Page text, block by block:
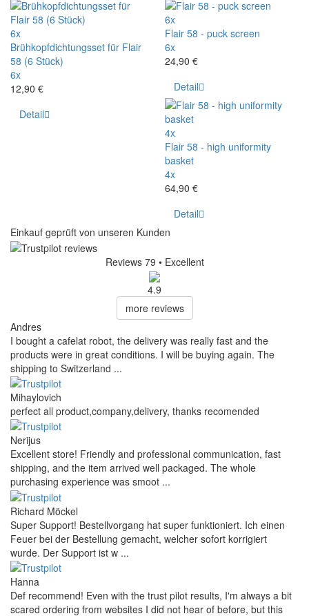
6x
Brühkopfdichtungsset für Flair
58 (6 Stück)
6x
12,90 €
Detail
6x
Flair 58 - puck screen
6x
24,90 €
Detail
4x
Flair 58 - high uniformity
basket
4x
64,90 €
Detail
Einkauf geprüft von unseren Kunden
Reviews 79 • Excellent
4.9
more reviews
Andres
I bought a cafelat robot, the delivery was really fast and the
products were in great conditions. I will be buying again. The
shipping to Switzerland ...
Mihaylovich
perfect all product,company,delivery, thanks recomended
Nerijus
Excellent store! Friendly and professional communication, fast
shipping, and the item arrived well packaged. The whole
purchasing experience was smoot ...
Richard Möckel
Super Support! Bestellvorgang hat super funktioniert. Ich einen
Feuer bei der Bestellung gemacht, welcher sofort korrigiert
wurde. Der Support ist w ...
Hanna
Def recommend! Even with the trust pilot results, I'm always a bit
scared ordering from websites I did not hear of before, but this